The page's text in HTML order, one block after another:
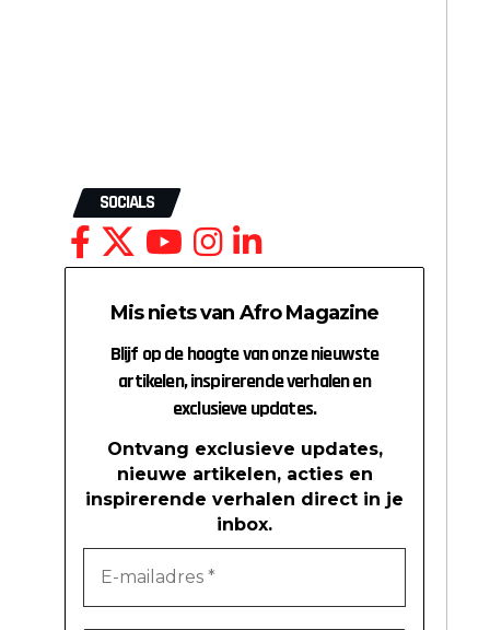
SOCIALS
Mis niets van Afro Magazine
Blijf op de hoogte van onze nieuwste
artikelen, inspirerende verhalen en
exclusieve updates.
Ontvang exclusieve updates,
nieuwe artikelen, acties en
inspirerende verhalen direct in je
inbox.